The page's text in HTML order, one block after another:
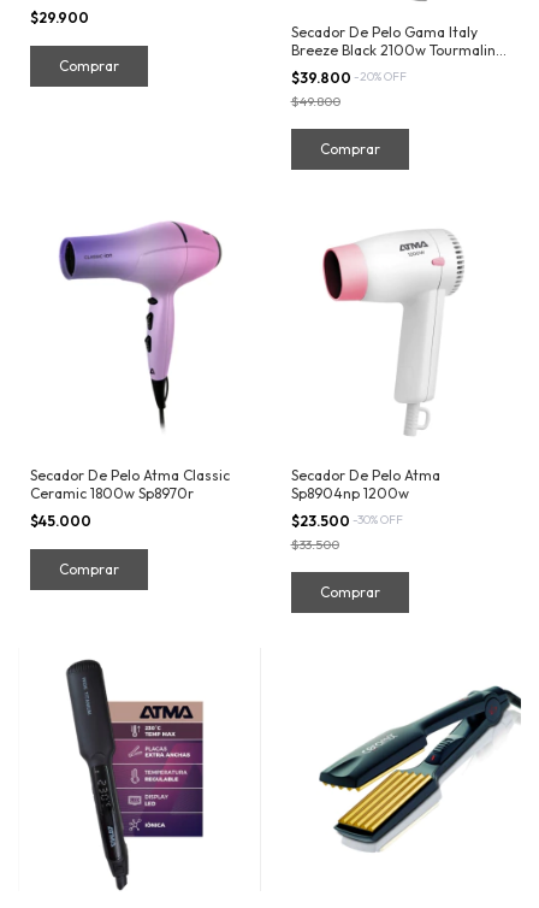
$29.900
Secador De Pelo Gama Italy
Breeze Black 2100w Tourmaline
Ion Anti Frizz
$39.800 -20%OFF
$49.800
Secador De Pelo Atma Classic
Ceramic 1800w Sp8970r
$45.000
Secador De Pelo Atma
Sp8904np 1200w
$23.500 -30%OFF
$33.500